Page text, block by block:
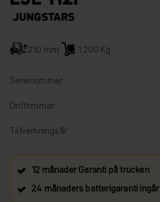
210 mm 1.200 Kg
Serienummer
Drifttimmar
Tillverkningsår
12 månader Garanti på trucken
24 månaders batterigaranti ingår